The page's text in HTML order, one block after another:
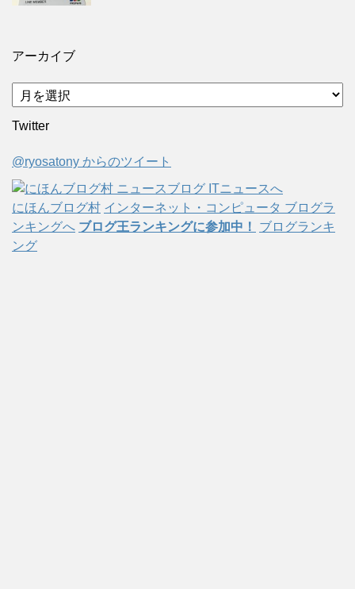
アーカイブ
ア
ー
カ
ブ
Twitter
@ryosatony からのツイート
にほんブログ村 インターネット・コンピュータ ブログラ
ンキングへ ブログ王ランキングに参加中！
ブログランキ
ング